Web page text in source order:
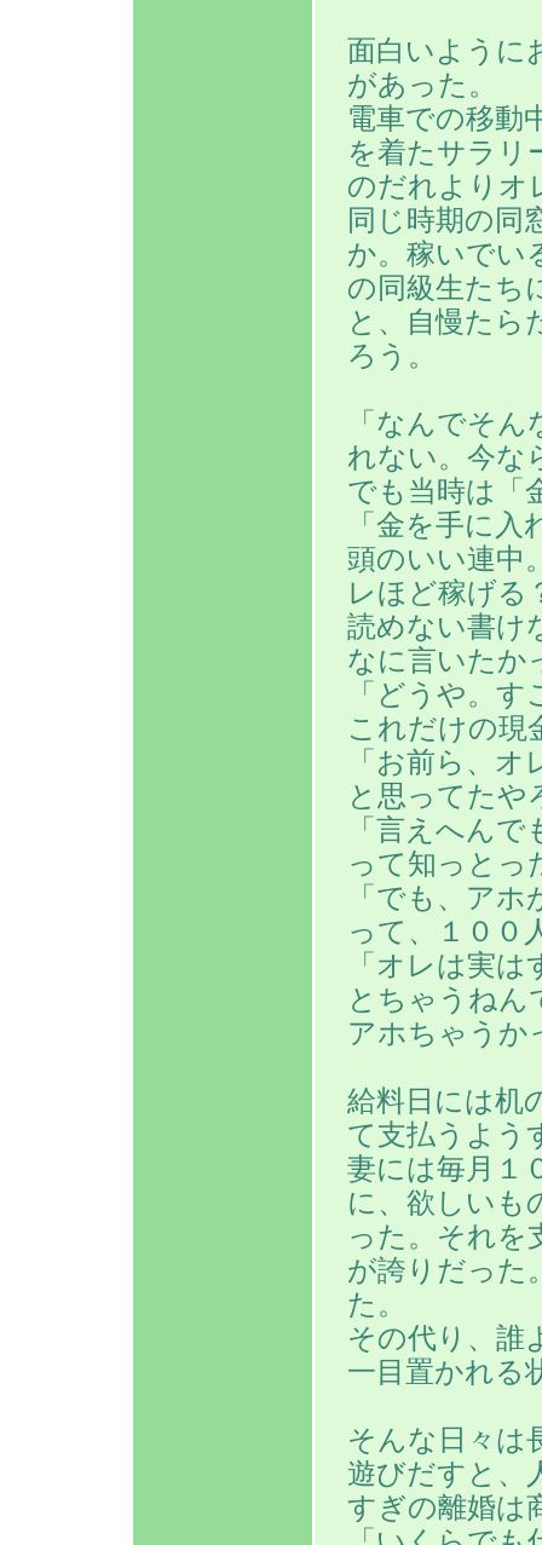
面白いように
があった。
電車での移動
を着たサラリ
のだれよりオ
同じ時期の同
か。稼いでい
の同級生たち
と、自慢たら
ろう。
「なんでそ
れない。今な
でも当時は「
「金を手に
頭のいい連中
レほど稼げる
読めない書け
なに言いたか
「どうや。
これだけの現
「お前ら、
と思ってたや
「言えへん
って知っとっ
「でも、ア
って、１００
「オレは実
とちゃうねん
アホちゃうか
給料日には机
て支払うよう
妻には毎月１
に、欲しいも
った。それを
が誇りだった
た。
その代り、誰
一目置かれる
そんな日々は
遊びだすと、
すぎの離婚は